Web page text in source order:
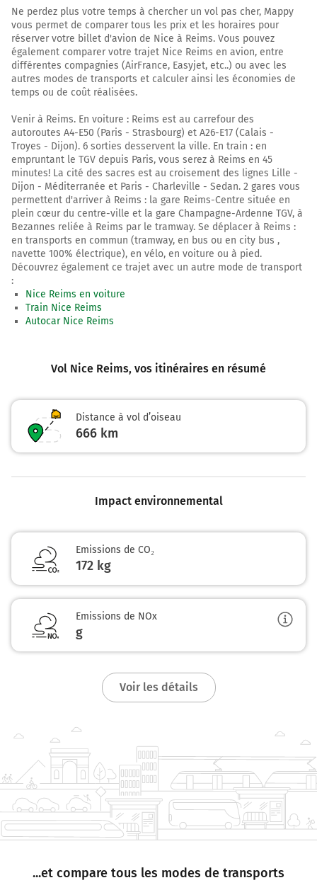
Ne perdez plus votre temps à chercher un vol pas cher, Mappy
vous permet de comparer tous les prix et les horaires pour
réserver votre billet d'avion de Nice à Reims. Vous pouvez
également comparer votre trajet Nice Reims en avion, entre
différentes compagnies (AirFrance, Easyjet, etc..) ou avec les
autres modes de transports et calculer ainsi les économies de
temps ou de coût réalisées.
Venir à Reims. En voiture : Reims est au carrefour des
autoroutes A4-E50 (Paris - Strasbourg) et A26-E17 (Calais -
Troyes - Dijon). 6 sorties desservent la ville. En train : en
empruntant le TGV depuis Paris, vous serez à Reims en 45
minutes! La cité des sacres est au croisement des lignes Lille -
Dijon - Méditerranée et Paris - Charleville - Sedan. 2 gares vous
permettent d'arriver à Reims : la gare Reims-Centre située en
plein cœur du centre-ville et la gare Champagne-Ardenne TGV, à
Bezannes reliée à Reims par le tramway. Se déplacer à Reims :
en transports en commun (tramway, en bus ou en city bus ,
navette 100% électrique), en vélo, en voiture ou à pied.
Découvrez également ce trajet avec un autre mode de transport
:
Nice Reims en voiture
Train Nice Reims
Autocar Nice Reims
Vol Nice Reims, vos itinéraires en résumé
Distance à vol d’oiseau
666 km
Impact environnemental
Emissions de CO₂
172 kg
Emissions de NOx
g
Voir les détails
...et compare tous les modes de transports